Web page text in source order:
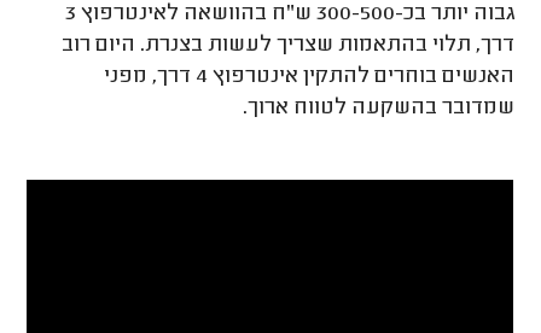
גבוה יותר בכ-300-500 ש"ח בהוושאה לאינטרפוץ 3
דרך, תלוי בהתאמות שצריך לעשות בצנרת. היום רוב
האנשים בוחרים להתקין אינטרפוץ 4 דרך, מפני
שמדובר בהשקעה לטווח ארוך.